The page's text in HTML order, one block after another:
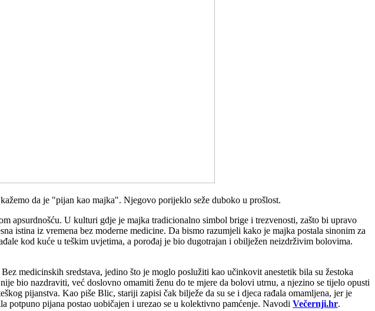
da je "pijan kao majka". Njegovo porijeklo seže duboko u prošlost.
apsurdnošću. U kulturi gdje je majka tradicionalno simbol brige i trezvenosti, zašto bi upravo
istina iz vremena bez moderne medicine. Da bismo razumjeli kako je majka postala sinonim za
kod kuće u teškim uvjetima, a porođaj je bio dugotrajan i obilježen neizdrživim bolovima.
medicinskih sredstava, jedino što je moglo poslužiti kao učinkovit anestetik bila su žestoka
bio nazdraviti, već doslovno omamiti ženu do te mjere da bolovi utrnu, a njezino se tijelo opusti
pijanstva. Kao piše Blic, stariji zapisi čak bilježe da su se i djeca rađala omamljena, jer je
pijana postao uobičajen i urezao se u kolektivno pamćenje. Navodi Večernji.hr.